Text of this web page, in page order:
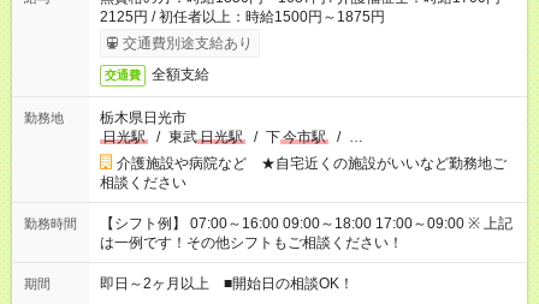
2125円 / 初任者以上：時給1500円～1875円
交通費別途支給あり
交通費 全額支給
勤務地
栃木県日光市
日光駅
/ 東武日光駅 / 下今市駅 / …
介護施設や病院など ★自宅近くの施設がいいなど勤務地ご
相談ください
勤務時間
【シフト例】 07:00～16:00 09:00～18:00 17:00～09:00 ※ 上記
は一例です！その他シフトもご相談ください！
期間 即日～2ヶ月以上 ■開始日の相談OK！